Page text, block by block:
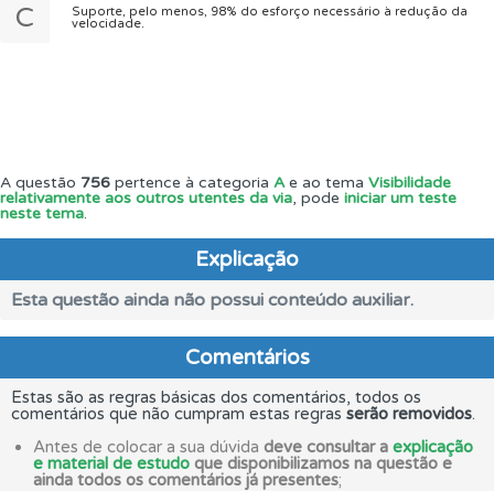
C
Suporte, pelo menos, 98% do esforço necessário à redução da
velocidade.
A questão 756 pertence à categoria Ae ao tema Visibilidade
relativamente aos outros utentes da via, pode iniciar um teste
neste tema.
Explicação
Esta questão ainda não possui conteúdo auxiliar.
Comentários
Estas são as regras básicas dos comentários, todos os
comentários que não cumpram estas regras serão removidos.
Antes de colocar a sua dúvida deve consultar a explicação
e material de estudo que disponibilizamos na questão e
ainda todos os comentários já presentes;